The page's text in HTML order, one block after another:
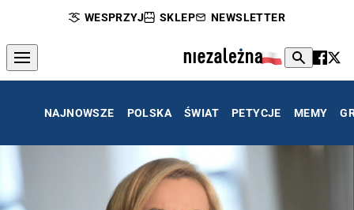
WESPRZYJ SKLEP NEWSLETTER
NAJNOWSZE POLSKA ŚWIAT PETYCJE MEMY